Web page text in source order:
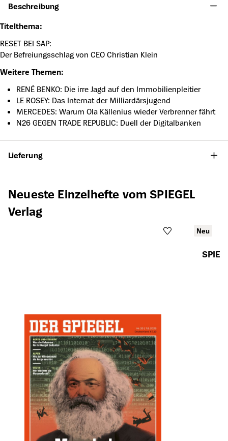
Beschreibung
Titelthema:
RESET BEI SAP:
Der Befreiungsschlag von CEO Christian Klein
Weitere Themen:
RENÉ BENKO: Die irre Jagd auf den Immobilienpleitier
LE ROSEY: Das Internat der Milliardärsjugend
MERCEDES: Warum Ola Källenius wieder Verbrenner fährt
N26 GEGEN TRADE REPUBLIC: Duell der Digitalbanken
Lieferung
Produktgalerie überspringen
Neueste Einzelhefte vom SPIEGEL
Verlag
Neu